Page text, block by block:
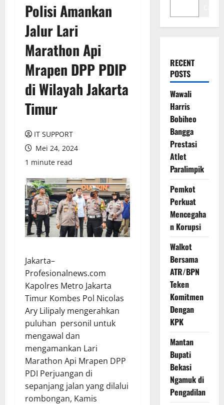
Polisi Amankan
Jalur Lari
Marathon Api
Mrapen DPP PDIP
di Wilayah Jakarta
Timur
IT SUPPORT
Mei 24, 2024
1 minute read
Jakarta–
Profesionalnews.com
Kapolres Metro Jakarta
Timur Kombes Pol Nicolas
Ary Lilipaly mengerahkan
puluhan personil untuk
mengawal dan
mengamankan Lari
Marathon Api Mrapen DPP
PDI Perjuangan di
sepanjang jalan yang dilalui
rombongan, Kamis
RECENT
POSTS
Wawali
Harris
Bobiheo
Bangga
Prestasi
Atlet
Paralimpik
Pemkot
Perkuat
Mencegaha
n Korupsi
Walkot
Bersama
ATR/BPN
Teken
Komitmen
Dengan
KPK
Mantan
Bupati
Bekasi
Ngamuk di
Pengadilan